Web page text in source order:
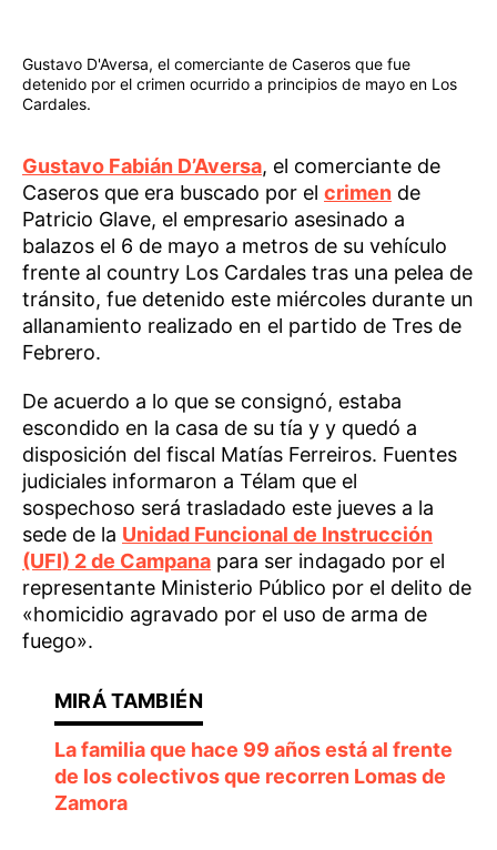
Gustavo D'Aversa, el comerciante de Caseros que fue
detenido por el crimen ocurrido a principios de mayo en Los
Cardales.
Gustavo Fabián D’Aversa, el comerciante de
Caseros que era buscado por el crimen de
Patricio Glave, el empresario asesinado a
balazos el 6 de mayo a metros de su vehículo
frente al country Los Cardales tras una pelea de
tránsito, fue detenido este miércoles durante un
allanamiento realizado en el partido de Tres de
Febrero.
De acuerdo a lo que se consignó, estaba
escondido en la casa de su tía y y quedó a
disposición del fiscal Matías Ferreiros. Fuentes
judiciales informaron a Télam que el
sospechoso será trasladado este jueves a la
sede de la Unidad Funcional de Instrucción
(UFI) 2 de Campana para ser indagado por el
representante Ministerio Público por el delito de
«homicidio agravado por el uso de arma de
fuego».
La familia que hace 99 años está al frente
de los colectivos que recorren Lomas de
Zamora